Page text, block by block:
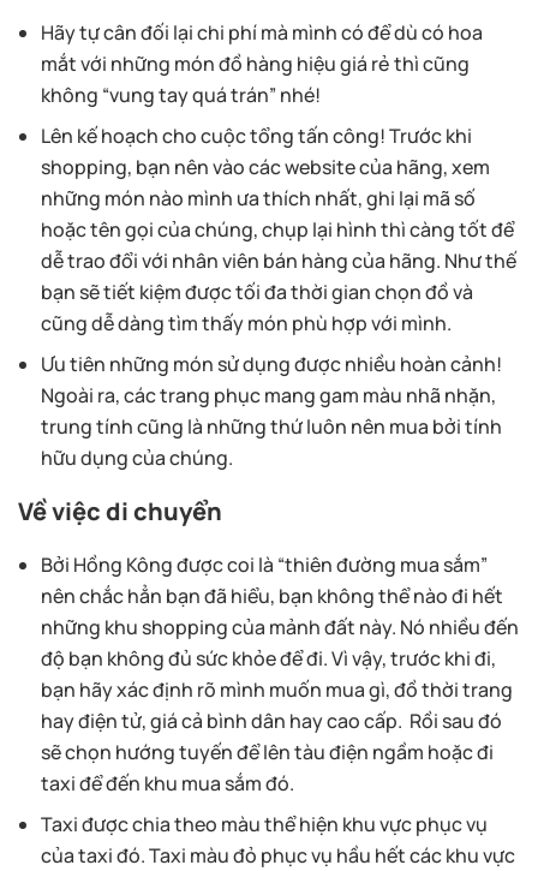
Hãy tự cân đối lại chi phí mà mình có để dù có hoa
mắt với những món đồ hàng hiệu giá rẻ thì cũng
không “vung tay quá trán” nhé!
Lên kế hoạch cho cuộc tổng tấn công! Trước khi
shopping, bạn nên vào các website của hãng, xem
những món nào mình ưa thích nhất, ghi lại mã số
hoặc tên gọi của chúng, chụp lại hình thì càng tốt để
dễ trao đổi với nhân viên bán hàng của hãng. Như thế
bạn sẽ tiết kiệm được tối đa thời gian chọn đồ và
cũng dễ dàng tìm thấy món phù hợp với mình.
Ưu tiên những món sử dụng được nhiều hoàn cảnh!
Ngoài ra, các trang phục mang gam màu nhã nhặn,
trung tính cũng là những thứ luôn nên mua bởi tính
hữu dụng của chúng.
Về việc di chuyển
Bởi Hồng Kông được coi là “thiên đường mua sắm”
nên chắc hẳn bạn đã hiểu, bạn không thể nào đi hết
những khu shopping của mảnh đất này. Nó nhiều đến
độ bạn không đủ sức khỏe để đi. Vì vậy, trước khi đi,
bạn hãy xác định rõ mình muốn mua gì, đồ thời trang
hay điện tử, giá cả bình dân hay cao cấp. Rồi sau đó
sẽ chọn hướng tuyến để lên tàu điện ngầm hoặc đi
taxi để đến khu mua sắm đó.
Taxi được chia theo màu thể hiện khu vực phục vụ
của taxi đó. Taxi màu đỏ phục vụ hầu hết các khu vực